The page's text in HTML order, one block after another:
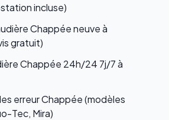
incluse)
Chappée neuve à
gratuit)
Chappée 24h/24 7j/7 à
erreur Chappée (modèles
Tec, Mira)